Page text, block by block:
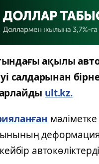
ақылы
салдарынан
ult.kz.